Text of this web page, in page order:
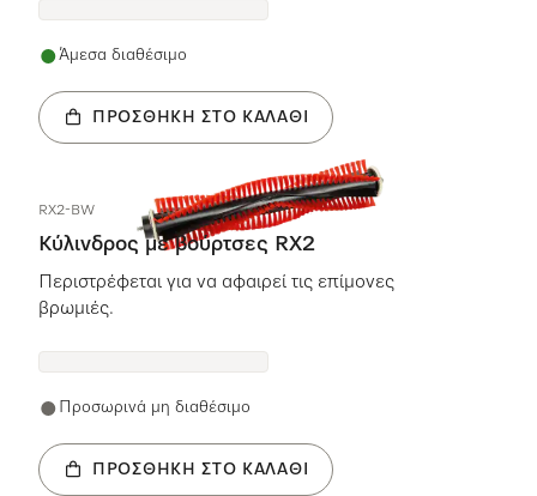
Άμεσα διαθέσιμο
ΠΡΟΣΘΉΚΗ ΣΤΟ ΚΑΛΆΘΙ
RX2-BW
Κύλινδρος με βούρτσες RX2
Περιστρέφεται για να αφαιρεί τις επίμονες
βρωμιές.
Προσωρινά μη διαθέσιμο
ΠΡΟΣΘΉΚΗ ΣΤΟ ΚΑΛΆΘΙ